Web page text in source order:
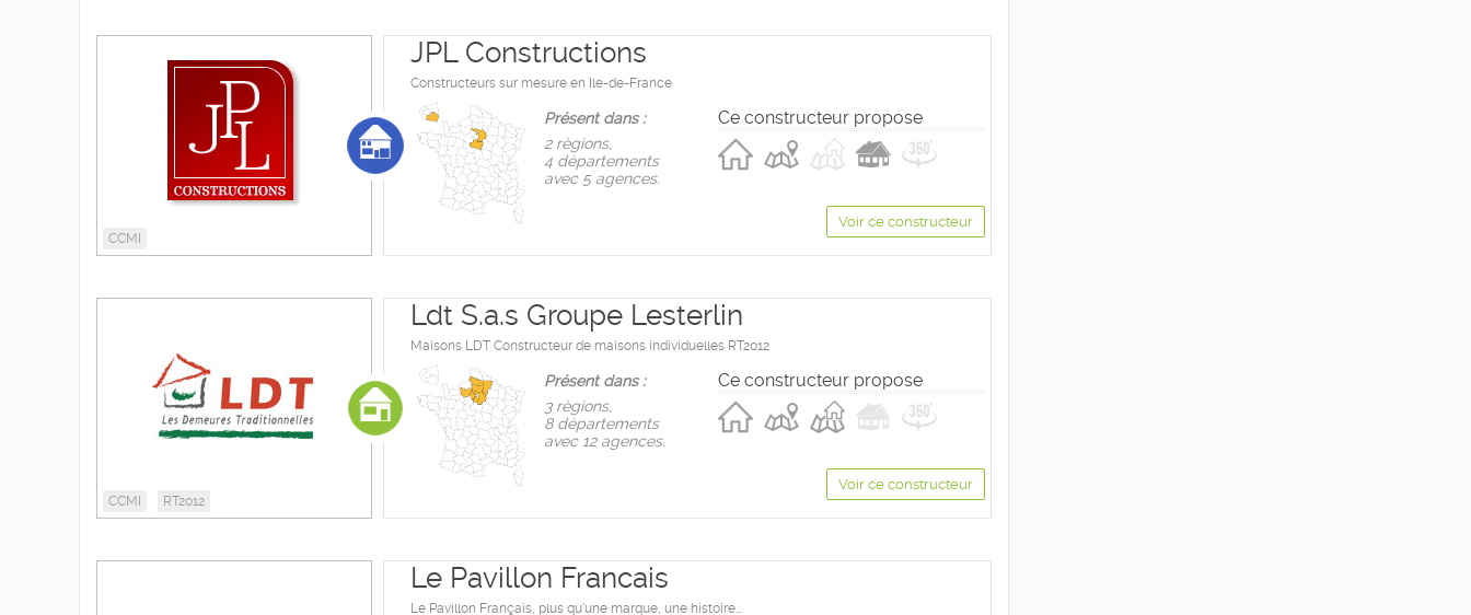
CCMI
JPL Constructions
Constructeurs sur mesure en Ile-de-France
Présent dans :
2 règions,
4 départements
avec 5 agences.
Ce constructeur propose
Voir ce constructeur
CCMI RT2012
Ldt S.a.s Groupe Lesterlin
Maisons LDT Constructeur de maisons individuelles RT2012
Présent dans :
3 règions,
8 départements
avec 12 agences.
Ce constructeur propose
Voir ce constructeur
Le Pavillon Francais
Le Pavillon Français, plus qu'une marque, une histoire...